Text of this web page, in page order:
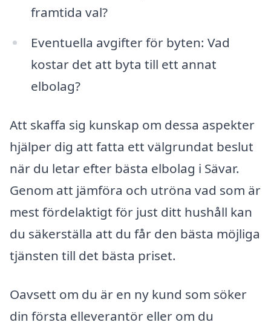
framtida val?
Eventuella avgifter för byten: Vad
kostar det att byta till ett annat
elbolag?
Att skaffa sig kunskap om dessa aspekter
hjälper dig att fatta ett välgrundat beslut
när du letar efter bästa elbolag i Sävar.
Genom att jämföra och utröna vad som är
mest fördelaktigt för just ditt hushåll kan
du säkerställa att du får den bästa möjliga
tjänsten till det bästa priset.
Oavsett om du är en ny kund som söker
din första elleverantör eller om du